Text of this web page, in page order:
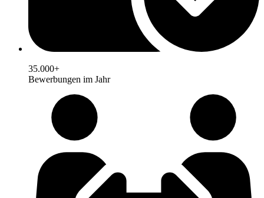
35.000+
Bewerbungen im Jahr